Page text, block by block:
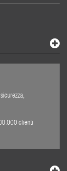
clienti